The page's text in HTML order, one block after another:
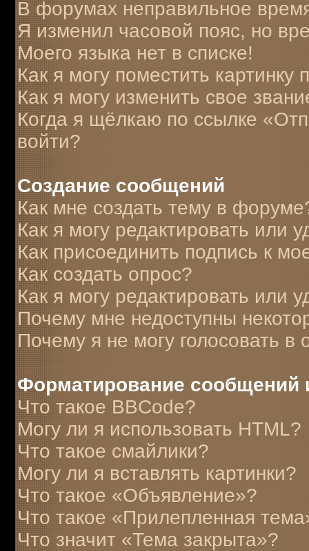
В форумах неправильное
Я изменил часовой пояс, но
Моего языка нет в списке!
Как я могу поместить
Как я могу изменить свое
Когда я щёлкаю по ссылке
войти?
Создание сообщений
Как мне создать тему в
Как я могу редактировать или
Как присоединить подпись к
Как создать опрос?
Как я могу редактировать или
Почему мне недоступны
Почему я не могу голосовать в
Форматирование сообщений
Что такое BBCode?
Могу ли я использовать HTML?
Что такое смайлики?
Могу ли я вставлять картинки?
Что такое «Объявление»?
Что такое «Прилепленная
Что значит «Тема закрыта»?